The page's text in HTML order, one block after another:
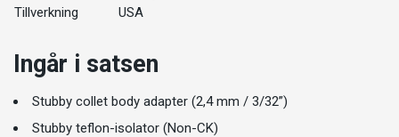
Tillverkning
USA
Ingår i satsen
Stubby collet body adapter (2,4 mm / 3/32”)
Stubby teflon-isolator (Non-CK)